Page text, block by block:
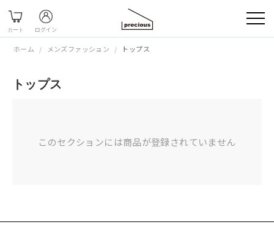
ホーム / メンズファッション / トップス
トップス
このセクションには商品が登録されていません